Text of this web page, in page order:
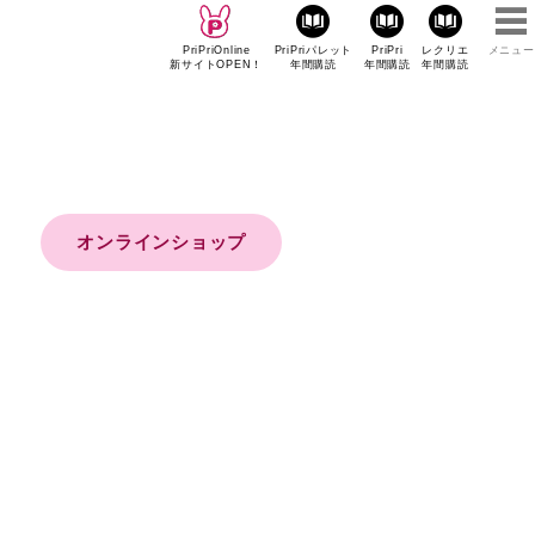
PriPriOnline
新サイトOPEN！
PriPriパレット
年間購読
PriPri
年間購読
レクリエ
年間購読
メニュー
オンラインショップ